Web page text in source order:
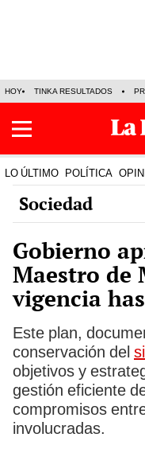
HOY TINKA RESULTADOS
LO ÚLTIMO POLÍTICA
Sociedad
Gobierno
Maestro de
vigencia
Este plan,
conservación del
objetivos y
gestión eficiente
compromisos
involucradas.